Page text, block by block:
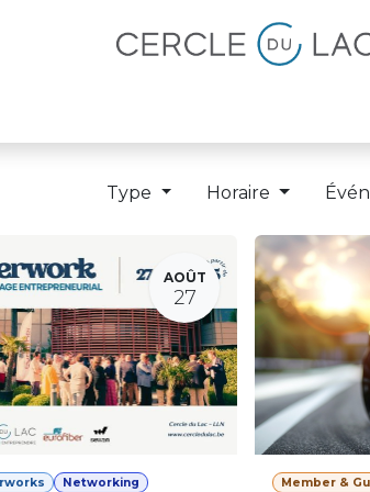
Type Horaire
AOÛT
27
Networking Member &